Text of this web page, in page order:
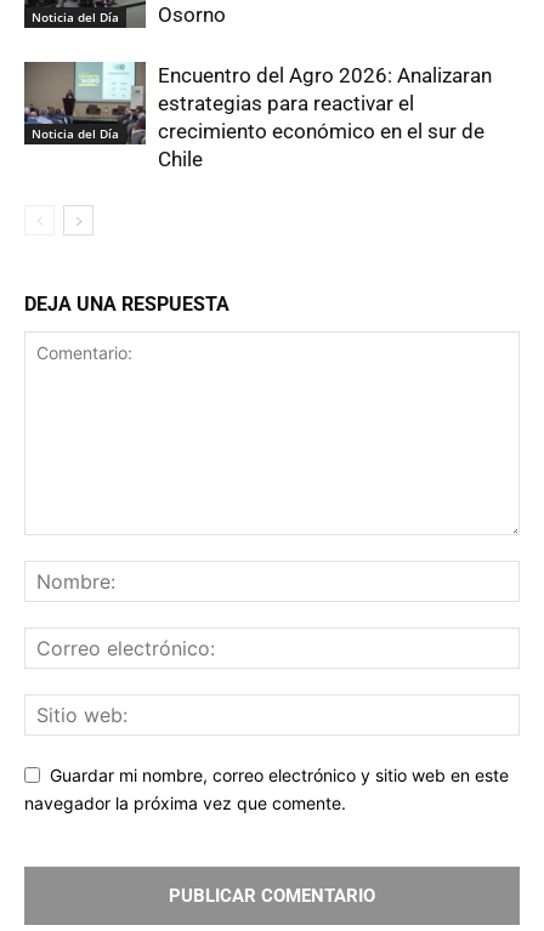
Noticia del Día
Osorno
Noticia del Día
Encuentro del Agro 2026: Analizaran
estrategias para reactivar el
crecimiento económico en el sur de
Chile
DEJA UNA RESPUESTA
Guardar mi nombre, correo electrónico y sitio web en este
navegador la próxima vez que comente.